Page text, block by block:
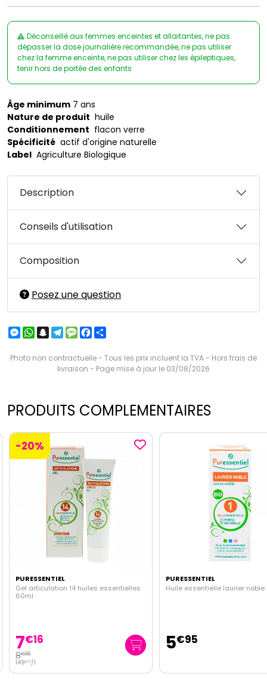
Déconseillé aux femmes enceintes et allaitantes, ne pas
dépasser la dose journalière recommandée, ne pas utiliser
chez la femme enceinte, ne pas utiliser chez les épileptiques,
tenir hors de portée des enfants
Âge minimum 7 ans
Nature de produit huile
Conditionnement flacon verre
Spécificité actif d'origine naturelle
Label Agriculture Biologique
Description
Conseils d'utilisation
Composition
Posez une question
Messenger
WhatsApp
Snapchat
Telegram
MessageFacebook
Photo non contractuelle - Tous les prix incluent la TVA - Hors frais de
livraison - Page mise à jour le 03/08/2026
PRODUITS COMPLEMENTAIRES
-20%
PURESSENTIEL
Gel articulation 14 huiles essentielles
60ml
7€16
8€95
149€ 17/l.
PURESSENTIEL
Huile essentielle laurier noble
5€95